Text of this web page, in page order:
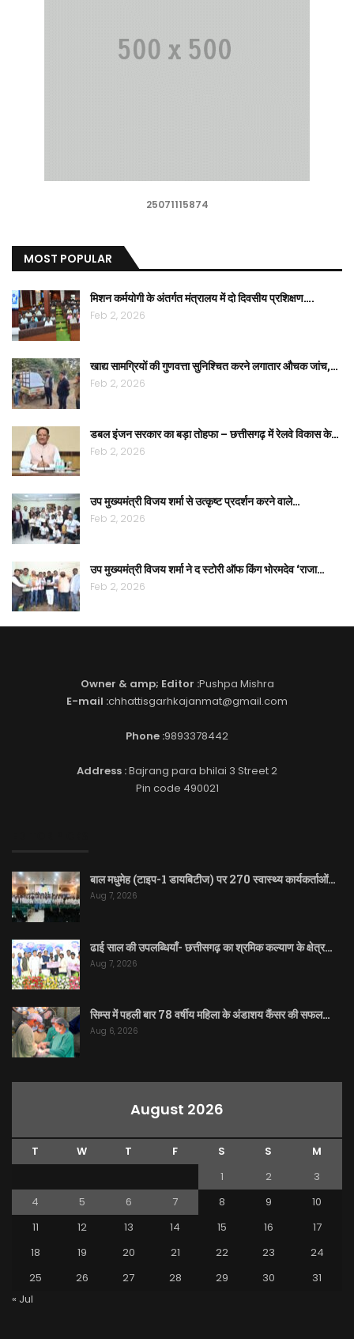
25071115874
MOST POPULAR
मिशन कर्मयोगी के अंतर्गत मंत्रालय में दो दिवसीय प्रशिक्षण….
Feb 2, 2026
खाद्य सामग्रियों की गुणवत्ता सुनिश्चित करने लगातार औचक जांच,…
Feb 2, 2026
डबल इंजन सरकार का बड़ा तोहफा – छत्तीसगढ़ में रेलवे विकास के…
Feb 2, 2026
उप मुख्यमंत्री विजय शर्मा से उत्कृष्ट प्रदर्शन करने वाले…
Feb 2, 2026
उप मुख्यमंत्री विजय शर्मा ने द स्टोरी ऑफ किंग भोरमदेव ‘राजा…
Feb 2, 2026
Owner & amp; Editor :Pushpa Mishra
E-mail :chhattisgarhkajanmat@gmail.com
Phone :9893378442
Address :Bajrang para bhilai 3 Street 2
Pin code 490021
बाल मधुमेह (टाइप-1 डायबिटीज) पर 270 स्वास्थ्य कार्यकर्ताओं…
Aug 7, 2026
ढाई साल की उपलब्धियाँ- छत्तीसगढ़ का श्रमिक कल्याण के क्षेत्र…
Aug 7, 2026
सिम्स में पहली बार 78 वर्षीय महिला के अंडाशय कैंसर की सफल…
Aug 6, 2026
August 2026
T W T F S S
M
1
2
3
4
5 6 7 8 9
10
11
12 13 14 15 16
17
18
19 20 21 22 23
24
25
26 27 28 29 30
31
« Jul